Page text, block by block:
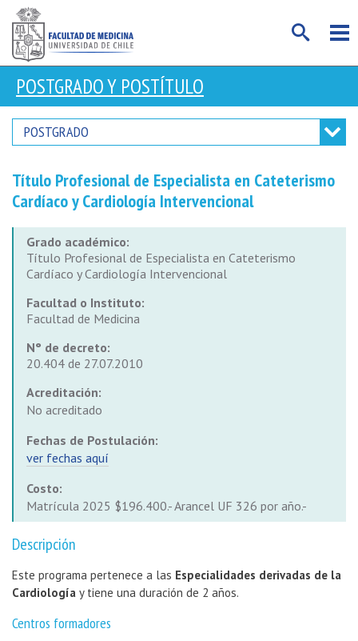
POSTGRADO Y POSTÍTULO
POSTGRADO
Título Profesional de Especialista en Cateterismo
Cardíaco y Cardiología Intervencional
Grado académico:
Título Profesional de Especialista en Cateterismo
Cardíaco y Cardiología Intervencional
Facultad o Instituto:
Facultad de Medicina
N° de decreto:
20.404 de 27.07.2010
Acreditación:
No acreditado
Fechas de Postulación:
ver fechas aquí
Costo:
Matrícula 2025 $196.400.- Arancel UF 326 por año.-
Descripción
Este programa pertenece a las Especialidades derivadas de la
Cardiología y tiene una duración de 2 años.
Centros formadores